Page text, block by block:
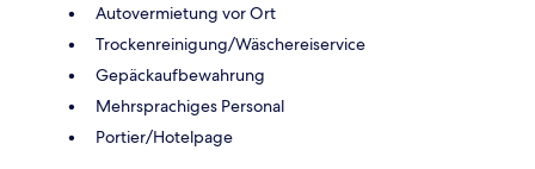
Autovermietung vor Ort
Trockenreinigung/Wäschereiservice
Gepäckaufbewahrung
Mehrsprachiges Personal
Portier/Hotelpage